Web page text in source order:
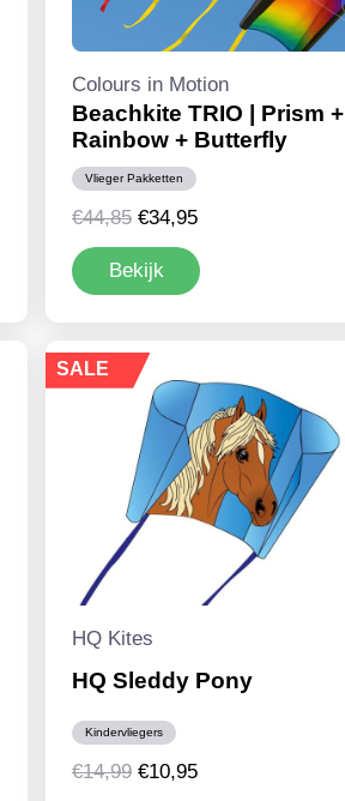
Colours in Motion
Beachkite TRIO | Prism +
Rainbow + Butterfly
Vlieger Pakketten
€44,85 Oorspronkelijke
prijs
was:
€34,95Huidige
is:
Bekijk
SALE
HQ Kites
HQ Sleddy Pony
Kindervliegers
€14,99 Oorspronkelijke
€10,95Huidige